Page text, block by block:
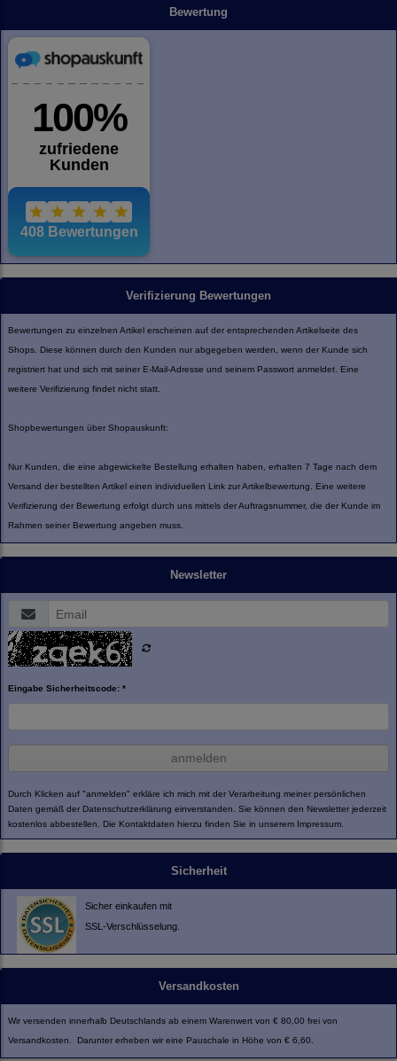
Bewertung
Verifizierung Bewertungen
Bewertungen zu einzelnen Artikel erscheinen auf der entsprechenden Artikelseite des
Shops. Diese können durch den Kunden nur abgegeben werden, wenn der Kunde sich
registriert hat und sich mit seiner E-Mail-Adresse und seinem Passwort anmeldet. Eine
weitere Verifizierung findet nicht statt.
Shopbewertungen über Shopauskunft:
Nur Kunden, die eine abgewickelte Bestellung erhalten haben, erhalten 7 Tage nach dem
Versand der bestellten Artikel einen individuellen Link zur Artikelbewertung. Eine weitere
Verifizierung der Bewertung erfolgt durch uns mittels der Auftragsnummer, die der Kunde im
Rahmen seiner Bewertung angeben muss.
Newsletter
Eingabe Sicherheitscode: *
anmelden
Durch Klicken auf "anmelden" erkläre ich mich mit der Verarbeitung meiner persönlichen
Daten gemäß der Datenschutzerklärung einverstanden. Sie können den Newsletter jederzeit
kostenlos abbestellen. Die Kontaktdaten hierzu finden Sie in unserem Impressum.
Sicherheit
Sicher einkaufen mit
SSL-Verschlüsselung.
Versandkosten
Wir versenden innerhalb Deutschlands ab einem Warenwert von € 80,00 frei von
Versandkosten. Darunter erheben wir eine Pauschale in Höhe von € 6,60.